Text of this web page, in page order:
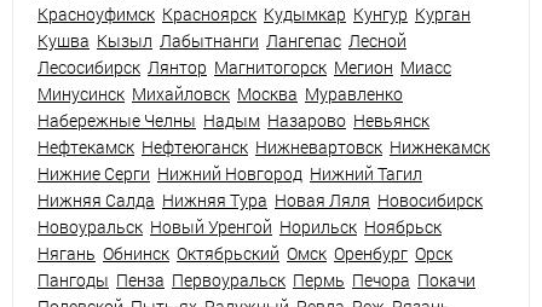
Красноуфимск Красноярск Кудымкар Кунгур Курган
Кушва Кызыл Лабытнанги Лангепас Лесной
Лесосибирск Лянтор Магнитогорск Мегион Миасс
Минусинск Михайловск Москва Муравленко
Набережные Челны Надым Назарово Невьянск
Нефтекамск Нефтеюганск Нижневартовск Нижнекамск
Нижние Серги Нижний Новгород Нижний Тагил
Нижняя Салда Нижняя Тура Новая Ляля Новосибирск
Новоуральск Новый Уренгой Норильск Ноябрьск
Нягань Обнинск Октябрьский Омск Оренбург Орск
Пангоды Пенза Первоуральск Пермь Печора Покачи